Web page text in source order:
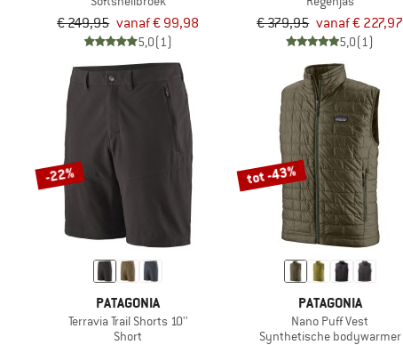
€ 249,95 vanaf € 99,98
5,0(1)
€ 379,95 vanaf € 227,97
5,0(1)
-22%
PATAGONIA
Terravia Trail Shorts 10''
Short
tot -43%
PATAGONIA
Nano Puff Vest
Synthetische bodywarmer